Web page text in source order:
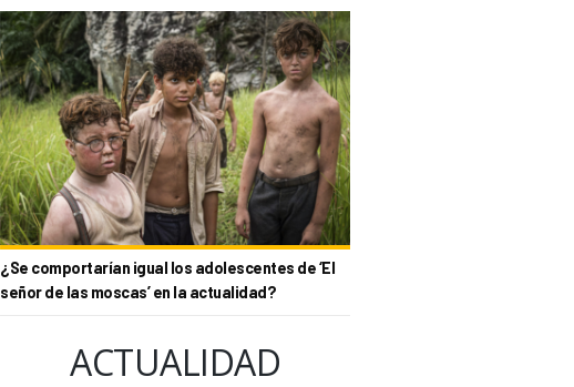
¿Se comportarían igual los adolescentes de ‘El
señor de las moscas’ en la actualidad?
ACTUALIDAD